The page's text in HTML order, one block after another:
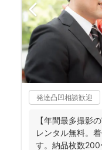
発達凸凹相談歓迎
【年間最多撮影
レンタル無料。
す。納品枚数